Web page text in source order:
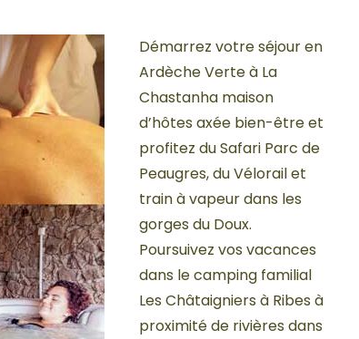
Démarrez votre séjour en
Ardèche Verte à La
Chastanha maison
d’hôtes axée bien-être et
profitez du Safari Parc de
Peaugres, du Vélorail et
train à vapeur dans les
gorges du Doux.
Poursuivez vos vacances
dans le camping familial
Les Châtaigniers à Ribes à
proximité de rivières dans